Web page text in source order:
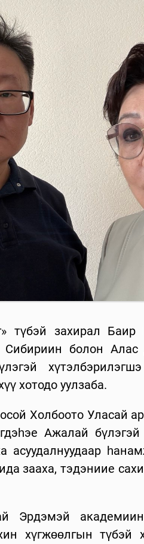
түбэй захирал Баир
Сибириин болон
хотодо уулзаба.
Холбоото Уласай
Ажалай
асуудалнуудаар
зааха, тэдэниие
Эрдэмэй
хүгжөөлгын түбэй